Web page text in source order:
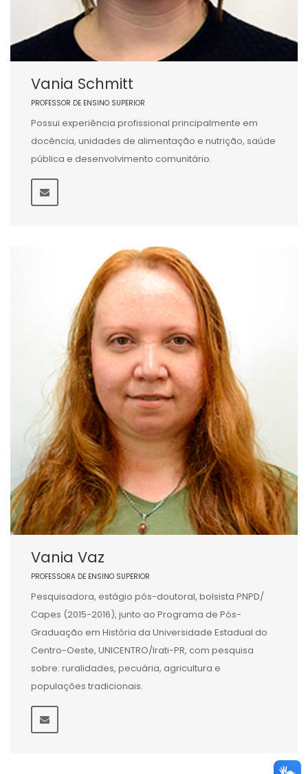
Vania Schmitt
PROFESSOR DE ENSINO SUPERIOR
Possui experiência profissional principalmente em
docência, unidades de alimentação e nutrição, saúde
pública e desenvolvimento comunitário.
Vania Vaz
PROFESSORA DE ENSINO SUPERIOR
Pesquisadora, estágio pós-doutoral, bolsista PNPD/
Capes (2015-2016), junto ao Programa de Pós-
Graduação em História da Universidade Estadual do
Centro-Oeste, UNICENTRO/Irati-PR, com pesquisa
sobre: ruralidades, pecuária, agricultura e
populações tradicionais.